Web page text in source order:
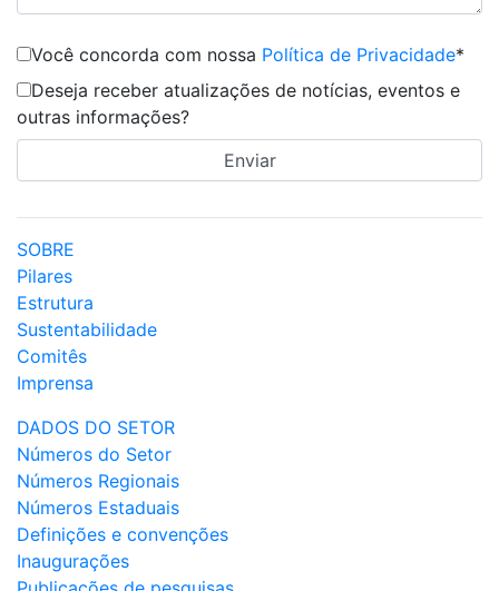
Você concorda com nossa Política de Privacidade*
Deseja receber atualizações de notícias, eventos e
outras informações?
SOBRE
Pilares
Estrutura
Sustentabilidade
Comitês
Imprensa
DADOS DO SETOR
Números do Setor
Números Regionais
Números Estaduais
Definições e convenções
Inaugurações